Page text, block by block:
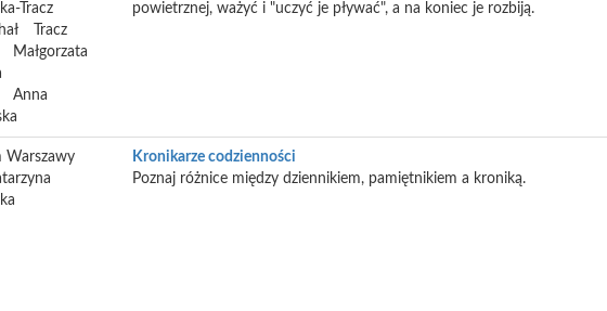
Tracz
Tracz
Małgorzata
Anna
powietrznej, ważyć i "uczyć je pływać", a na koniec je rozbiją.
Warszawy
Kronikarze codzienności
Poznaj różnice między dziennikiem, pamiętnikiem a kroniką.